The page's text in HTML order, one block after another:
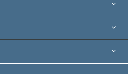
do Mundo